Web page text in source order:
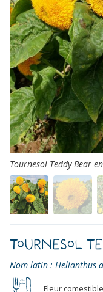
Tournesol Teddy Bear
Tournesol
Nom latin : Helianthus
Fleur comestible